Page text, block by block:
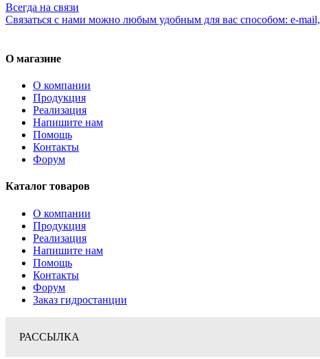
Всегда на связи
Связаться с нами можно любым удобным для вас способом: e-
О магазине
О компании
Продукция
Реализация
Напишите нам
Помощь
Контакты
Форум
Каталог товаров
О компании
Продукция
Реализация
Напишите нам
Помощь
Контакты
Форум
Заказ гидростанции
РАССЫЛКА